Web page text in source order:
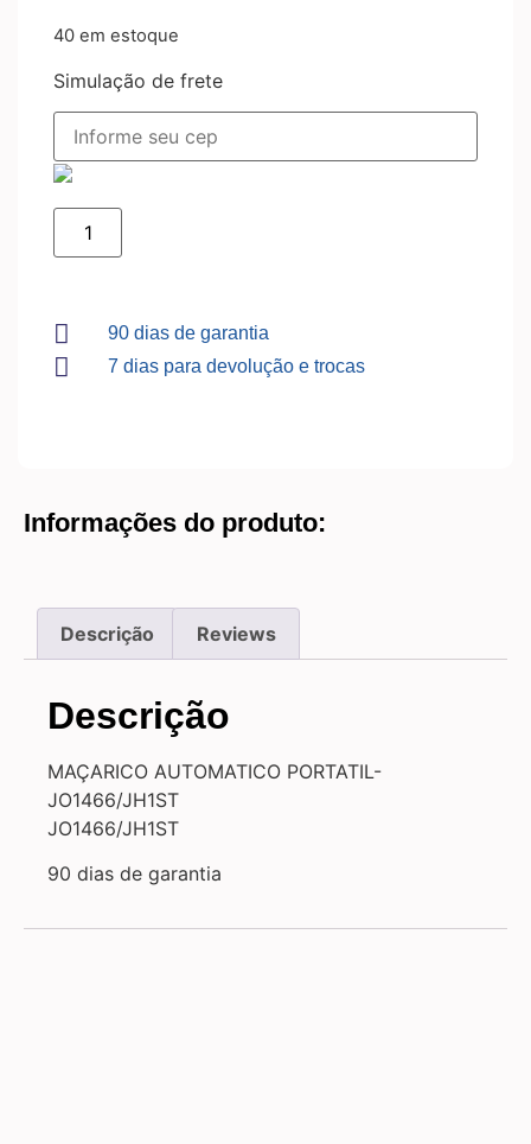
40 em estoque
Simulação de frete
90 dias de garantia
7 dias para devolução e trocas
Informações do produto:
Descrição Reviews
Descrição
MAÇARICO AUTOMATICO PORTATIL-
JO1466/JH1ST
JO1466/JH1ST
90 dias de garantia